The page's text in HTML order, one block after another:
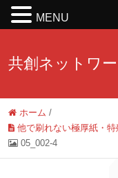
共創ネットワ
ホーム /
他で刷れない極厚紙・
05_002-4
MENU